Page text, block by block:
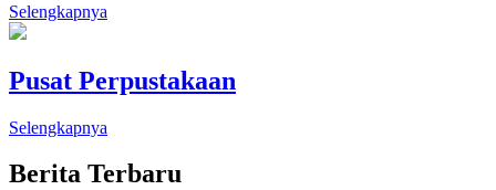
Selengkapnya
Pusat Perpustakaan
Selengkapnya
Berita Terbaru